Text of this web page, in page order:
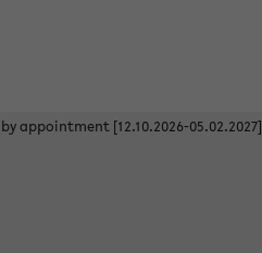
by appointment [12.10.2026-05.02.2027]